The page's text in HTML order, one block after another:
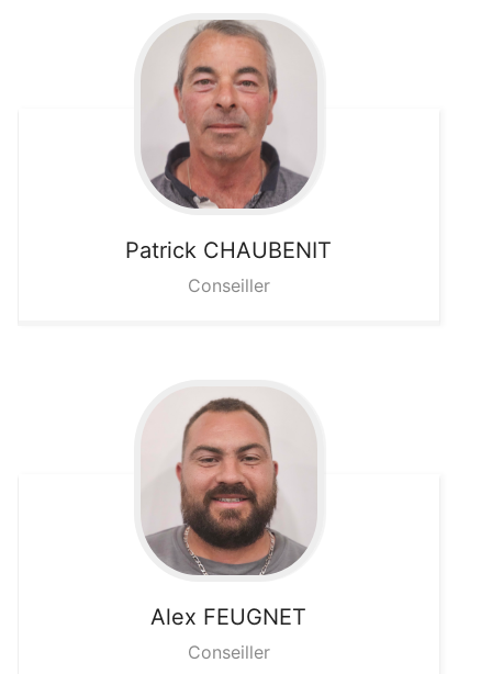
Patrick CHAUBENIT
Conseiller
Alex FEUGNET
Conseiller